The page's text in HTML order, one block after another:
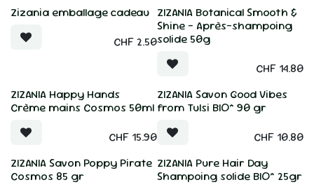
Zizania emballage cadeau
CHF2.50
ZIZANIA Botanical Smooth &
Shine - Après-shampoing
solide 50g
CHF 14.80
ZIZANIA Happy Hands
Crème mains Cosmos 50ml
CHF 15.90
ZIZANIA Savon Good Vibes
from Tulsi BIO* 90 gr
CHF 10.80
ZIZANIA Savon Poppy Pirate
Cosmos 85 gr
ZIZANIA Pure Hair Day
Shampoing solide BIO* 25gr